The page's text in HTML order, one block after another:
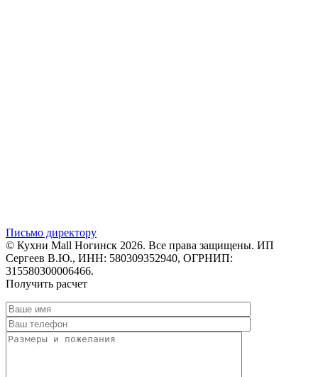
Письмо директору
© Кухни Mall Ногинск 2026. Все права защищены. ИП
Сергеев В.Ю., ИНН: 580309352940, ОГРНИП:
315580300006466.
Получить расчет